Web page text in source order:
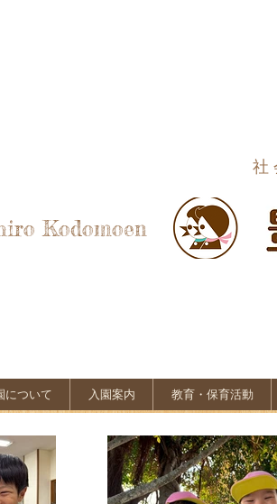
Kodomoen
について 入園案内 教育・保育活動